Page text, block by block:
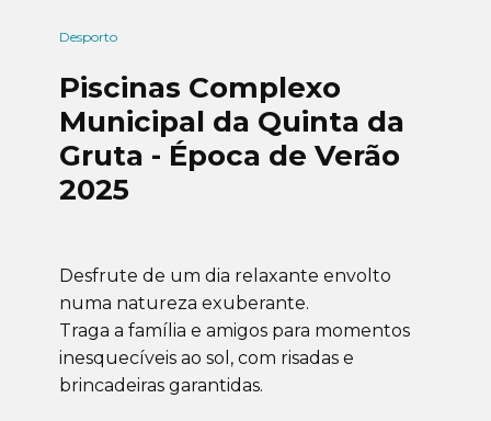
Desporto
Piscinas Complexo
Municipal da Quinta da
Gruta - Época de Verão
2025
Desfrute de um dia relaxante envolto
numa natureza exuberante.
Traga a família e amigos para momentos
inesquecíveis ao sol, com risadas e
brincadeiras garantidas.